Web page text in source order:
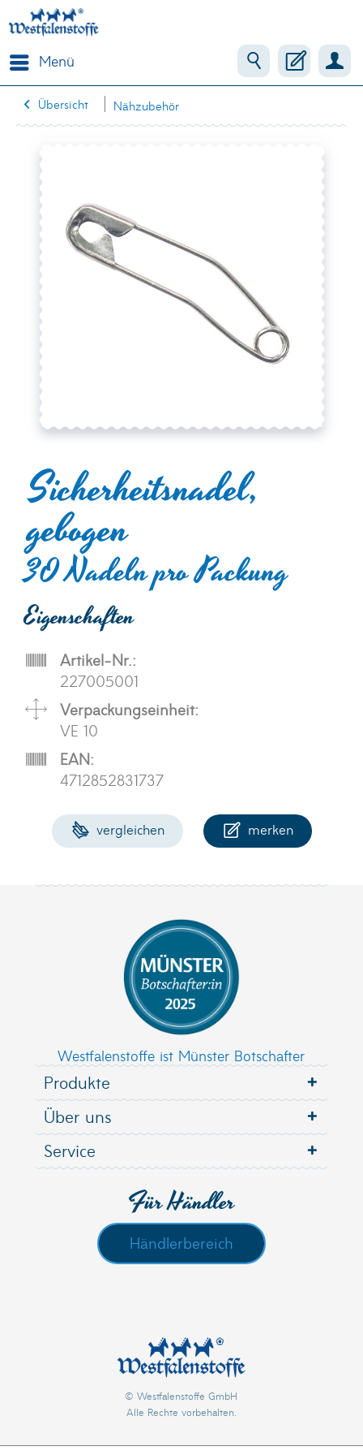
Menü
Übersicht Nähzubehör
Sicherheitsnadel,
gebogen
30 Nadeln pro Packung
Eigenschaften
Artikel-Nr.:
227005001
Verpackungseinheit:
VE 10
EAN:
4712852831737
vergleichen merken
Westfalenstoffe ist Münster Botschafter
Produkte
Über uns
Service
Für Händler
Händlerbereich
© Westfalenstoffe GmbH
Alle Rechte vorbehalten.